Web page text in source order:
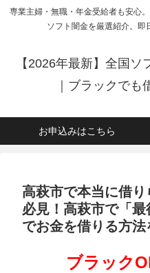
専業主婦・無職・年金受給者も安心
ソフト闇金を厳選紹介。即
【2026年最新】全国
｜ブラックでも
お申込みはこちら
高萩市で本当に借
必見！高萩市で「
でお金を借りる方法
ブラック